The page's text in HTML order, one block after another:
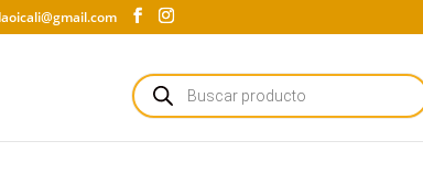
Búsqueda
de
productos